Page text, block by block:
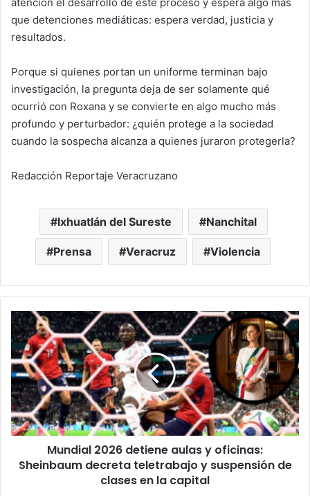
que detenciones mediáticas: espera verdad, justicia y
resultados.
Porque si quienes portan un uniforme terminan bajo
investigación, la pregunta deja de ser solamente qué
ocurrió con Roxana y se convierte en algo mucho más
profundo y perturbador: ¿quién protege a la sociedad
cuando la sospecha alcanza a quienes juraron protegerla?
Redacción Reportaje Veracruzano
Ixhuatlán del Sureste Nanchital
Prensa Veracruz Violencia
Mundial
2026
detiene
aulas
y
oficinas:
Sheinbaum
decreta
teletrabajo
suspensión
Mundial 2026 detiene aulas y oficinas:
Sheinbaum decreta teletrabajo y suspensión de
clases en la capital